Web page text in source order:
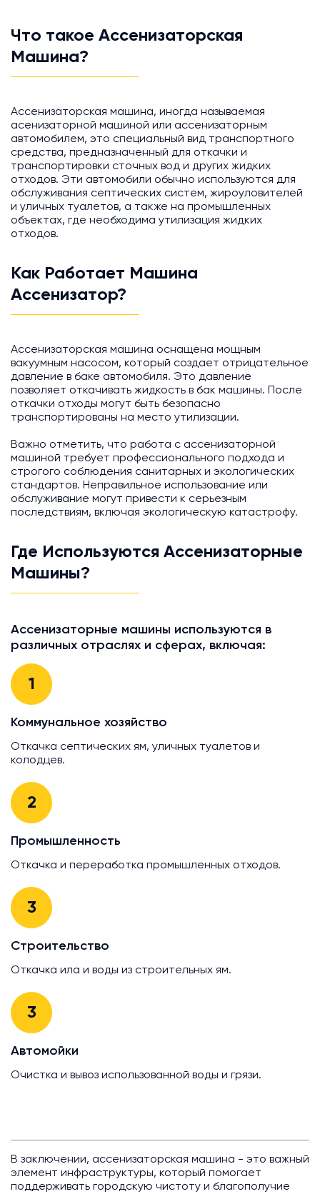
Что такое Ассенизаторская
Машина?
Ассенизаторская машина, иногда называемая
асенизаторной машиной или ассенизаторным
автомобилем, это специальный вид транспортного
средства, предназначенный для откачки и
транспортировки сточных вод и других жидких
отходов. Эти автомобили обычно используются для
обслуживания септических систем, жироуловителей
и уличных туалетов, а также на промышленных
объектах, где необходима утилизация жидких
отходов.
Как Работает Машина
Ассенизатор?
Ассенизаторская машина оснащена мощным
вакуумным насосом, который создает отрицательное
давление в баке автомобиля. Это давление
позволяет откачивать жидкость в бак машины. После
откачки отходы могут быть безопасно
транспортированы на место утилизации.
Важно отметить, что работа с ассенизаторной
машиной требует профессионального подхода и
строгого соблюдения санитарных и экологических
стандартов. Неправильное использование или
обслуживание могут привести к серьезным
последствиям, включая экологическую катастрофу.
Где Используются Ассенизаторные
Машины?
Ассенизаторные машины используются в
различных отраслях и сферах, включая:
1
Коммунальное хозяйство
Откачка септических ям, уличных туалетов и
колодцев.
2
Промышленность
Откачка и переработка промышленных отходов.
3
Строительство
Откачка ила и воды из строительных ям.
3
Автомойки
Очистка и вывоз использованной воды и грязи.
В заключении, ассенизаторская машина - это важный
элемент инфраструктуры, который помогает
поддерживать городскую чистоту и благополучие